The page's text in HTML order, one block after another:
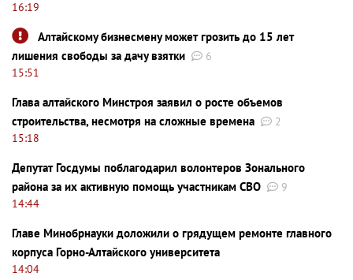
16:19
Алтайскому бизнесмену может грозить до 15 лет
лишения свободы за дачу взятки
6
15:51
Глава алтайского Минстроя заявил о росте объемов
строительства, несмотря на сложные времена
2
15:18
Депутат Госдумы поблагодарил волонтеров Зонального
района за их активную помощь участникам СВО
9
14:44
Главе Минобрнауки доложили о грядущем ремонте главного
корпуса Горно-Алтайского университета
14:04